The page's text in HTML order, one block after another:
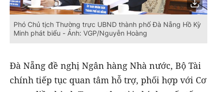
Phó Chủ tịch Thường trực UBND thành phố Đà Nẵng Hồ Kỳ
Minh phát biểu - Ảnh: VGP/Nguyễn Hoàng
Đà Nẵng đề nghị Ngân hàng Nhà nước, Bộ Tài
chính tiếp tục quan tâm hỗ trợ, phối hợp với Cơ